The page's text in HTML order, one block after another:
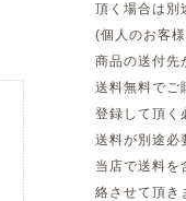
頂く場合は別
(個人のお客
商品の送付先
送料無料でご
登録して頂く
送料が別途必
当店で送料を
絡させて頂き